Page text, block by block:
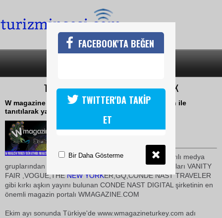
TÜRKİYE'DE MAGAZIN SMOKİN GİYECEK
W magazine turkey ekim ayında büyük bir lansman ile
tanıtılarak yayın hayatına başlayacak.
22 Ağustos 2009 / 14:10
Amerika'nın ve Dünyanın sayılı medya
gruplarından olan ve bünyesinde
çapında yayınları VANITY
FAIR ,VOGUE,THENEW YORKER,GQ,CONDE NAST TRAVELER
gibi kırkı aşkın yayını bulunan CONDE NAST DIGITAL şirketinin en
önemli magazin portalı WMAGAZINE.COM
Ekim ayı sonunda Türkiye'de www.wmagazineturkey.com adı
FACEBOOK'TA BEĞEN
TWITTER'DA TAKİP
ET
Bir Daha Gösterme